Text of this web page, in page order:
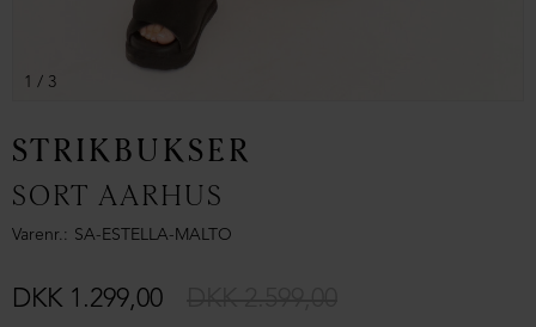
1 / 3
STRIKBUKSER
SORT AARHUS
Varenr. SA-ESTELLA-MALTO
DKK 1.299,00